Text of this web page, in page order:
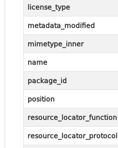
license_type
metadata_modified
mimetype_inner
name
package_id
position
resource_locator_function
resource_locator_protocol